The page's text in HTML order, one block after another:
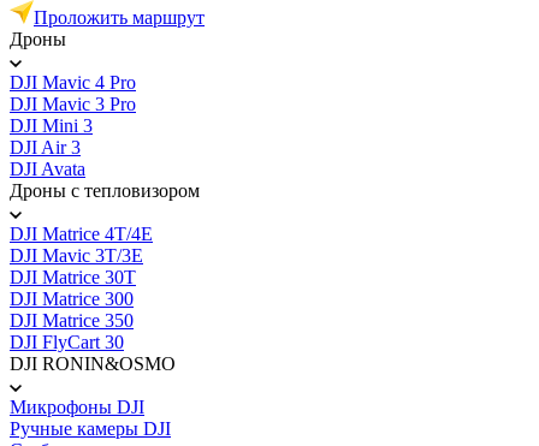
Проложить маршрут
Дроны
DJI Mavic 4 Pro
DJI Mavic 3 Pro
DJI Mini 3
DJI Air 3
DJI Avata
Дроны с тепловизором
DJI Matrice 4T/4E
DJI Mavic 3T/3E
DJI Matrice 30T
DJI Matrice 300
DJI Matrice 350
DJI FlyCart 30
DJI RONIN&OSMO
Микрофоны DJI
Ручные камеры DJI